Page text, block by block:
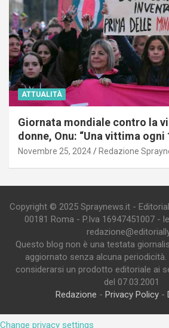
ATTUALITÀ
Giornata mondiale contro la
donne, Onu: “Una vittima ogni
Novembre 25, 2024 Redazione
Copyright © 2025 Spraynews.it -
00181 Roma - P.Iva 16947451007 -
Questo blog non è una testata
aggiornato senza alcuna
considerarsi un prodotto editoriale ai
del 07.03.2001
Redazione - Privacy Policy-
Change privacy settings